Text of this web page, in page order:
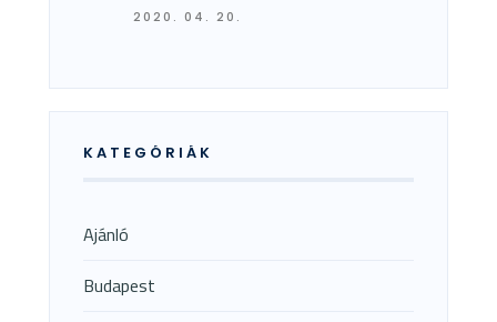
2020. 04. 20.
KATEGÓRIÁK
Ajánló
Budapest